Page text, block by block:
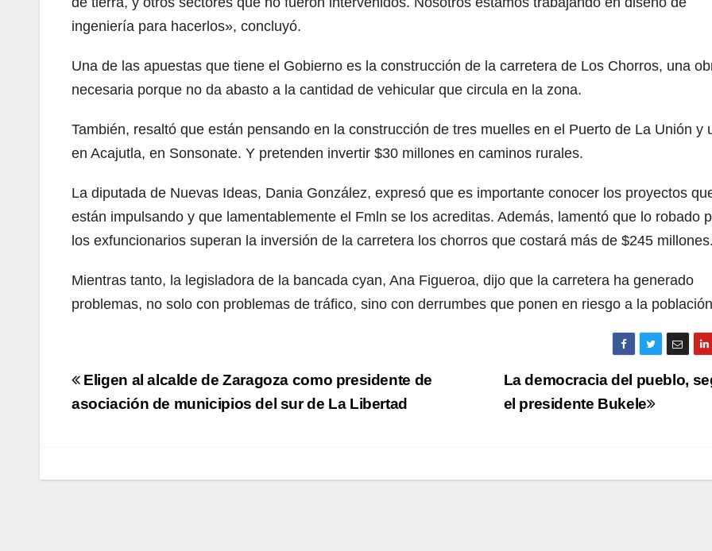
ingeniería para hacerlos», concluyó.
Una de las apuestas que tiene el Gobierno es la construcción de la carretera de Los Chorros, una
necesaria porque no da abasto a la cantidad de vehicular que circula en la zona.
También, resaltó que están pensando en la construcción de tres muelles en el Puerto de La Unión y
en Acajutla, en Sonsonate. Y pretenden invertir $30 millones en caminos rurales.
La diputada de Nuevas Ideas, Dania González, expresó que es importante conocer los proyectos
están impulsando y que lamentablemente el Fmln se los acreditas. Además, lamentó que lo robado
los exfuncionarios superan la inversión de la carretera los chorros que costará más de $245 millones.
Mientras tanto, la legisladora de la bancada cyan, Ana Figueroa, dijo que la carretera ha generado
problemas, no solo con problemas de tráfico, sino con derrumbes que ponen en riesgo a la
Navegación
de
La democracia del pueblo,
el presidente Bukele
Eligen al alcalde de Zaragoza como presidente de
asociación de municipios del sur de La Libertad